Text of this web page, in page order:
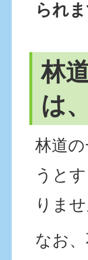
られ
林
は
林道
うと
りませ
なお